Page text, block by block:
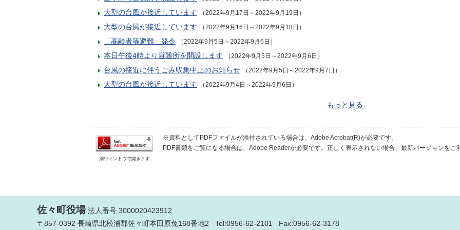
大型の台風が接近しています （2022年9月17日～2022年9月19日）
大型の台風が接近しています （2022年9月16日～2022年9月18日）
「高齢者等避難」発令 （2022年9月5日～2022年9月6日）
本日午後4時より避難所を開設します （2022年9月5日～2022年9月6日）
台風の接近に伴うごみ収集中止のお知らせ （2022年9月5日～2022年9月7日）
大型の台風が接近しています （2022年9月4日～2022年9月6日）
もっと見る
別ウィンドウで開きます
※資料としてPDFファイルが添付されている場合は、Adobe Acrobat(R)が必要です。
PDF書類をご覧になる場合は、Adobe Readerが必要です。正しく表示されない場合、最新バージョンをご
佐々町役場法人番号 3000020423912
〒857-0392 長崎県北松浦郡佐々町本田原免168番地2 Tel:0956-62-2101 Fax:0956-62-3178